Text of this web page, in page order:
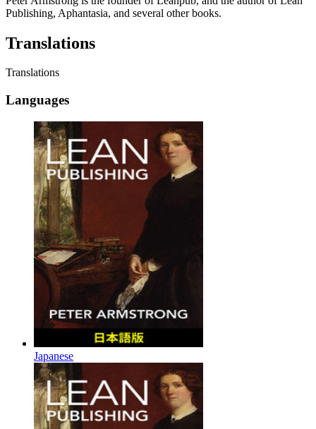
Publishing, Aphantasia, and several other books.
Translations
Translations
Languages
Japanese